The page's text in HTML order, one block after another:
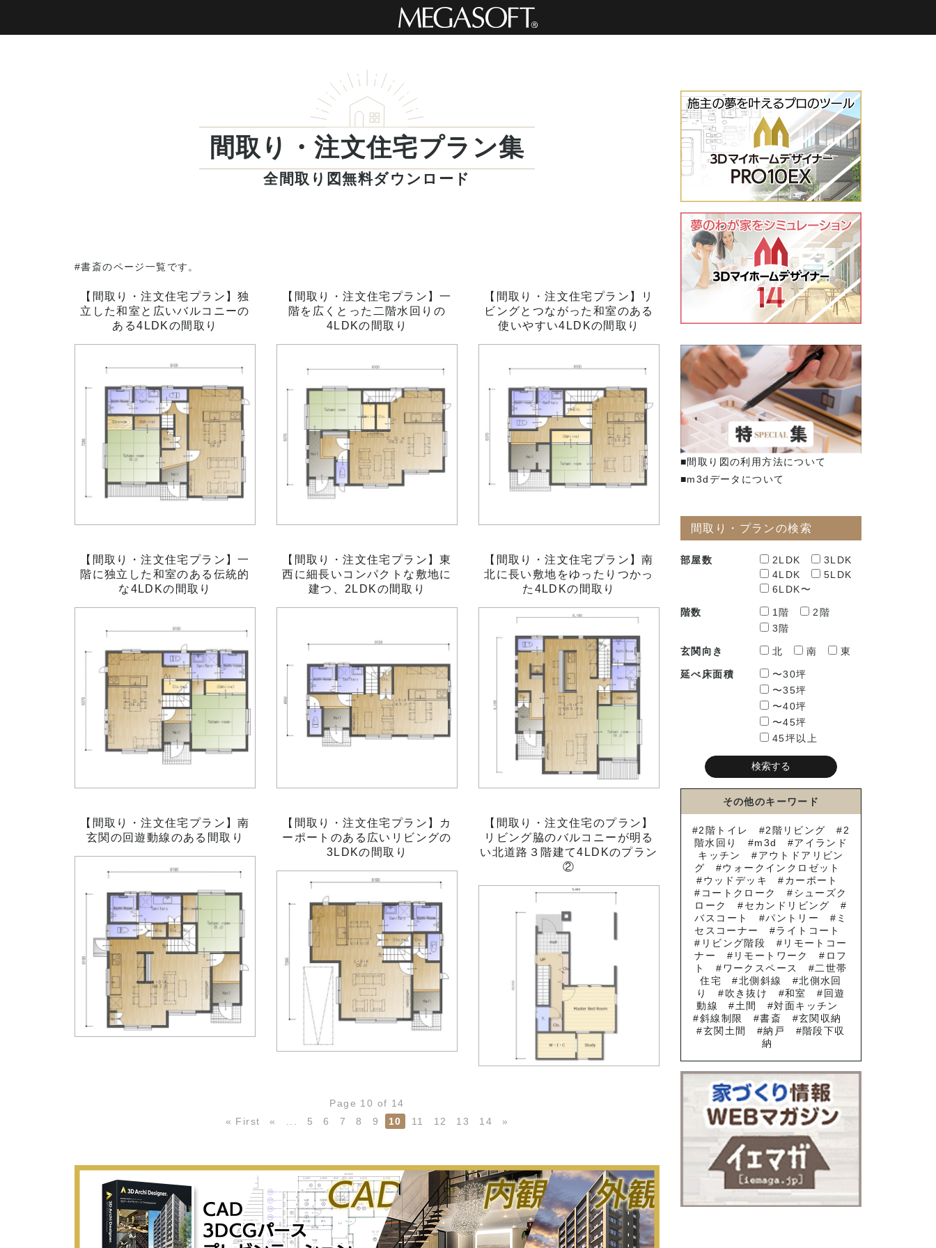
間取り・注文住宅プラン集
全間取り図無料ダウンロード
#書斎のページ一覧です。
【間取り・注文住宅プラン】独
立した和室と広いバルコニーの
ある4LDKの間取り
【間取り・注文住宅プラン】一
階を広くとった二階水回りの
4LDKの間取り
【間取り・注文住宅プラン】リ
ビングとつながった和室のある
使いやすい4LDKの間取り
【間取り・注文住宅プラン】一
階に独立した和室のある伝統的
な4LDKの間取り
【間取り・注文住宅プラン】東
西に細長いコンパクトな敷地に
建つ、2LDKの間取り
【間取り・注文住宅プラン】南
北に長い敷地をゆったりつかっ
た4LDKの間取り
【間取り・注文住宅プラン】南
玄関の回遊動線のある間取り
【間取り・注文住宅プラン】カ
ーポートのある広いリビングの
3LDKの間取り
【間取り・注文住宅のプラン】
リビング脇のバルコニーが明る
い北道路３階建て4LDKのプラン
②
Page 10 of 14
« First
« 5 6 7 8 9 10 11 12 13 14 »
■間取り図の利用方法について
■m3dデータについて
間取り・プランの検索
部屋数 2LDK
3LDK
4LDK
5LDK
6LDK〜
階数 1階
2階
3階
玄関向き 北 南 東
延べ床面積
〜30坪
〜35坪
〜40坪
〜45坪
45坪以上
その他のキーワード
2階トイレ 2階リビング
2
階水回り
m3d
アイランド
キッチン
アウトドアリビン
グ
ウォークインクロゼット
ウッドデッキ
カーポート
コートクローク
シューズク
ローク
セカンドリビング
バスコート
パントリー
ミ
セスコーナー
ライトコート
リビング階段
リモートコー
ナー
リモートワーク
ロフ
ト
ワークスペース
二世帯
住宅
北側斜線
北側水回
り
吹き抜け 和室
回遊
動線
土間
対面キッチン
斜線制限
書斎
玄関収納
玄関土間
納戸
階段下収
納